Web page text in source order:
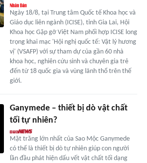
Ngày 18/8, tại Trung tâm Quốc tế Khoa học và
Giáo dục liên ngành (ICISE), tỉnh Gia Lai, Hội
Khoa học Gặp gỡ Việt Nam phối hợp ICISE long
trọng khai mạc 'Hội nghị quốc tế: Vật lý hương
vị' (VSAFP) với sự tham dự của gần 60 nhà
khoa học, nghiên cứu sinh và chuyên gia trẻ
đến từ 18 quốc gia và vùng lãnh thổ trên thế
giới.
Ganymede – thiết bị dò vật chất
tối tự nhiên?
Mặt trăng lớn nhất của Sao Mộc Ganymede
có thể là thiết bị dò tự nhiên giúp con người
lần đầu phát hiện dấu vết vật chất tối dạng